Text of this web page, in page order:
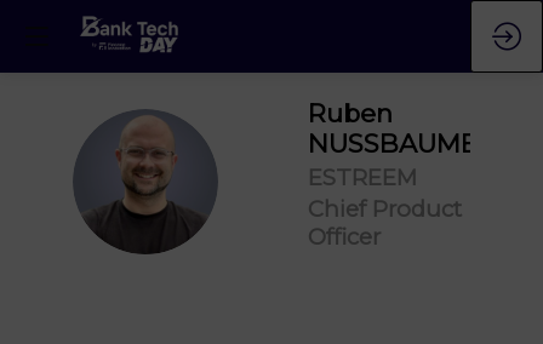
RN
Ruben
NUSSBAUMER
ESTREEM
Chief Product
Officer